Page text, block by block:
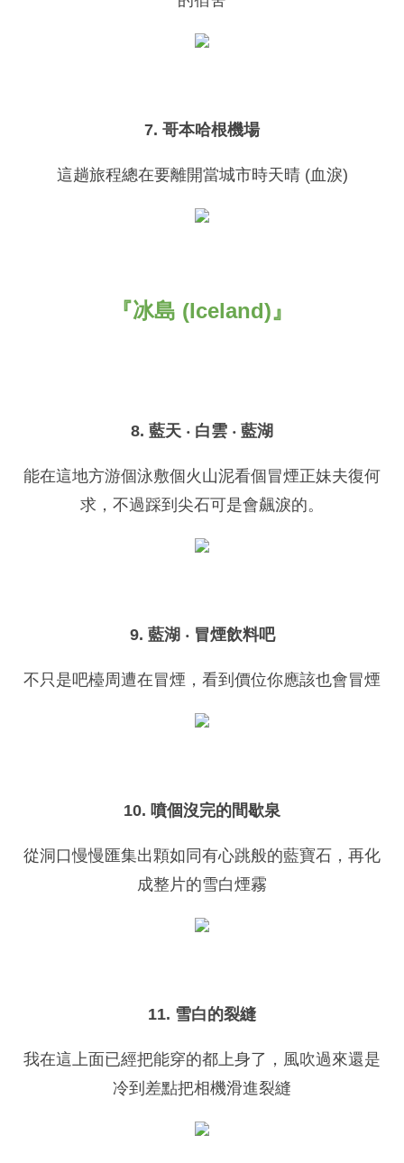
7. 哥本哈根機場
這趟旅程總在要離開當城市時天晴 (血淚)
『冰島 (Iceland)』
8. 藍天 ‧ 白雲 ‧ 藍湖
能在這地方游個泳敷個火山泥看個冒煙正妹夫復何
求，不過踩到尖石可是會飆淚的。
9. 藍湖 ‧ 冒煙飲料吧
不只是吧檯周遭在冒煙，看到價位你應該也會冒煙
10. 噴個沒完的間歇泉
從洞口慢慢匯集出顆如同有心跳般的藍寶石，再化
成整片的雪白煙霧
11. 雪白的裂縫
我在這上面已經把能穿的都上身了，風吹過來還是
冷到差點把相機滑進裂縫